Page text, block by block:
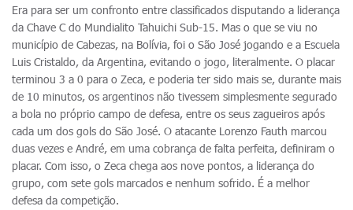
Era para ser um confronto entre classificados disputando a liderança
da Chave C do Mundialito Tahuichi Sub-15. Mas o que se viu no
município de Cabezas, na Bolívia, foi o São José jogando e a Escuela
Luis Cristaldo, da Argentina, evitando o jogo, literalmente. O placar
terminou 3 a 0 para o Zeca, e poderia ter sido mais se, durante mais
de 10 minutos, os argentinos não tivessem simplesmente segurado
a bola no próprio campo de defesa, entre os seus zagueiros após
cada um dos gols do São José. O atacante Lorenzo Fauth marcou
duas vezes e André, em uma cobrança de falta perfeita, definiram o
placar. Com isso, o Zeca chega aos nove pontos, a liderança do
grupo, com sete gols marcados e nenhum sofrido. É a melhor
defesa da competição.